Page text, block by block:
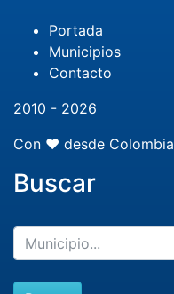
Portada
Municipios
Contacto
2010 - 2026
Con ❤️ desde Colombia
Buscar